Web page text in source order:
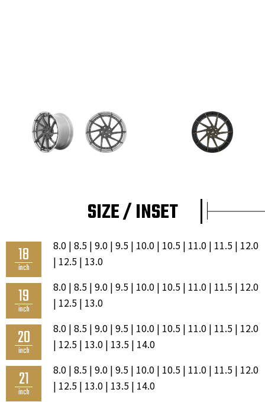
SIZE / INSET
18
inch
8.0 | 8.5 | 9.0 | 9.5 | 10.0 | 10.5 | 11.0 | 11.5 | 12.0
| 12.5 | 13.0
19
inch
8.0 | 8.5 | 9.0 | 9.5 | 10.0 | 10.5 | 11.0 | 11.5 | 12.0
| 12.5 | 13.0
20
inch
8.0 | 8.5 | 9.0 | 9.5 | 10.0 | 10.5 | 11.0 | 11.5 | 12.0
| 12.5 | 13.0 | 13.5 | 14.0
21
inch
8.0 | 8.5 | 9.0 | 9.5 | 10.0 | 10.5 | 11.0 | 11.5 | 12.0
| 12.5 | 13.0 | 13.5 | 14.0